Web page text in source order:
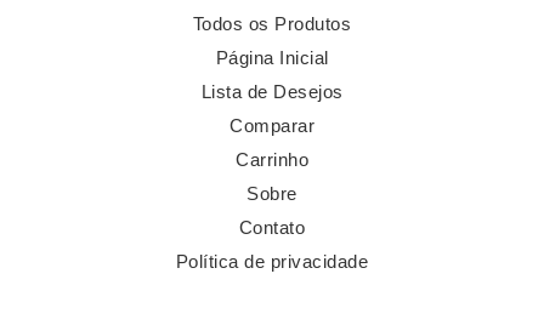
Todos os Produtos
Página Inicial
Lista de Desejos
Comparar
Carrinho
Sobre
Contato
Política de privacidade